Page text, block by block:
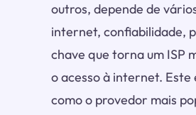
outros, depende de
internet, confiabilidade,
chave que torna um ISP
o acesso à internet. Este
como o provedor mais